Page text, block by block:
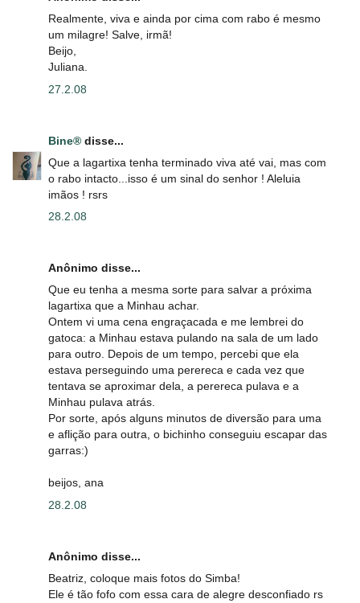
Realmente, viva e ainda por cima com rabo é mesmo
um milagre! Salve, irmã!
Beijo,
Juliana.
27.2.08
Bine® disse...
Que a lagartixa tenha terminado viva até vai, mas com
o rabo intacto...isso é um sinal do senhor ! Aleluia
imãos ! rsrs
28.2.08
Anônimo disse...
Que eu tenha a mesma sorte para salvar a próxima
lagartixa que a Minhau achar.
Ontem vi uma cena engraçacada e me lembrei do
gatoca: a Minhau estava pulando na sala de um lado
para outro. Depois de um tempo, percebi que ela
estava perseguindo uma perereca e cada vez que
tentava se aproximar dela, a perereca pulava e a
Minhau pulava atrás.
Por sorte, após alguns minutos de diversão para uma
e aflição para outra, o bichinho conseguiu escapar das
garras:)
beijos, ana
28.2.08
Anônimo disse...
Beatriz, coloque mais fotos do Simba!
Ele é tão fofo com essa cara de alegre desconfiado rs